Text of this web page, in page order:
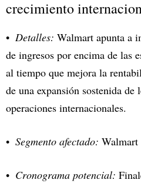
crecimiento
Detalles: Walmart apunta a
de ingresos por encima de las
al tiempo que mejora la
de una expansión sostenida de
operaciones internacionales.
Segmento afectado: Walmart
Cronograma potencial: